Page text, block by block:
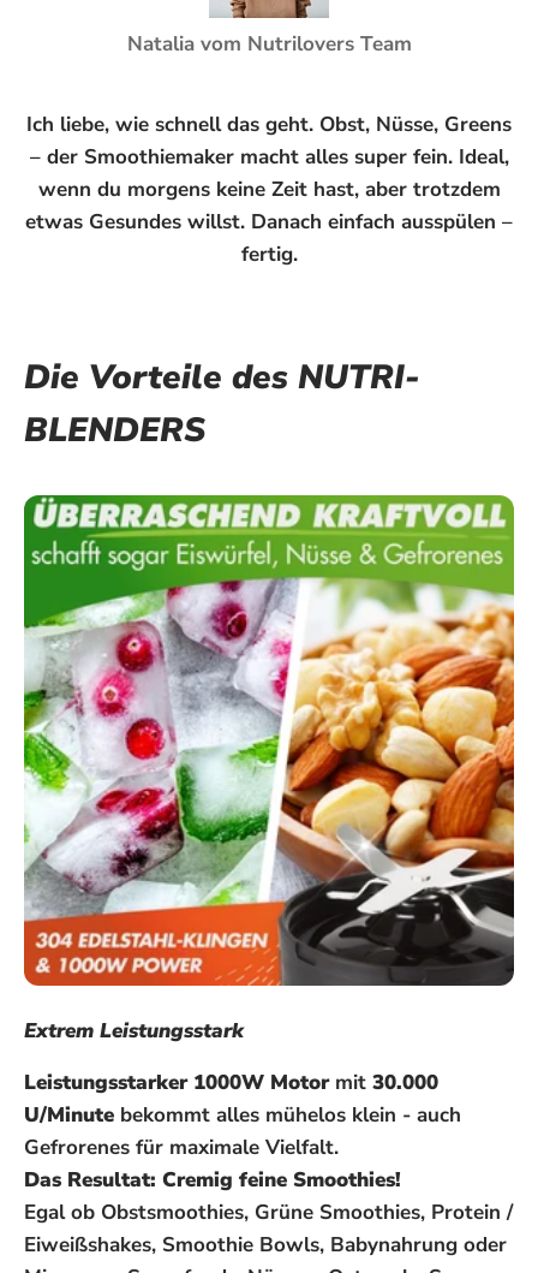
Natalia vom Nutrilovers Team
Ich liebe, wie schnell das geht. Obst, Nüsse, Greens
– der Smoothiemaker macht alles super fein. Ideal,
wenn du morgens keine Zeit hast, aber trotzdem
etwas Gesundes willst. Danach einfach ausspülen –
fertig.
Die Vorteile des NUTRI-
BLENDERS
Extrem Leistungsstark
Leistungsstarker 1000W Motormit 30.000
U/Minute bekommt alles mühelos klein - auch
Gefrorenes für maximale Vielfalt.
Das Resultat: Cremig feine Smoothies!
Egal ob Obstsmoothies, Grüne Smoothies, Protein /
Eiweißshakes, Smoothie Bowls, Babynahrung oder